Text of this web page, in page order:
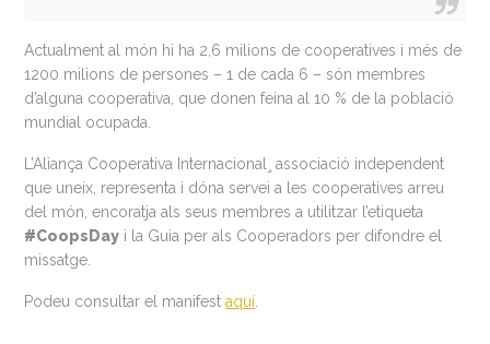
Actualment al món hi ha 2,6 milions de cooperatives i més de
1200 milions de persones – 1 de cada 6 – són membres
d’alguna cooperativa, que donen feina al 10 % de la població
mundial ocupada.
L’Aliança Cooperativa Internacional¸ associació independent
que uneix, representa i dóna servei a les cooperatives arreu
del món, encoratja als seus membres a utilitzar l’etiqueta
#CoopsDay i la Guia per als Cooperadors per difondre el
missatge.
Podeu consultar el manifestaquí